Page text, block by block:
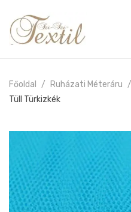
Főoldal Ruházati Méteráru
Tüll Türkizkék